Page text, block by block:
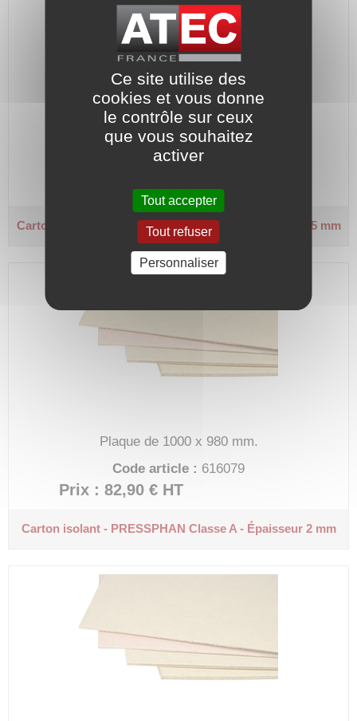
Plaque de 1000 x 980 mm.
Code article :616060
Prix : 55,90 €HT
Carton isolant - PRESSPHANClasse A - Épaisseur 1,5 mm
Plaque de 1000 x 980 mm.
Code article : 616079
Prix : 82,90 € HT
Carton isolant - PRESSPHAN Classe A - Épaisseur 2 mm
Ce site utilise des
cookies et vous donne
le contrôle sur ceux
que vous souhaitez
activer
Tout accepter
Tout refuser
Personnaliser